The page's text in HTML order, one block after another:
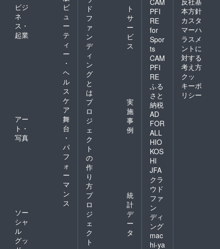
ビジ
ネ
ス・
起業
ビ
ュ
ー
テ
ィ
ー
・
ヘ
ル
ス
ケ
ア
アー
ト・
写真
舞
台
・
パ
フ
ォ
ー
マ
ン
ス
ソー
シャ
ル
グッ
ド
フ
ァ
ン
デ
ィ
ン
グ
と
は
ト
サ
ー
ビ
ス
プ
ロ
ジ
ェ
ク
ト
の
作
り
方
実
施
事
例
プ
ロ
ジ
ェ
ク
ト
統
計
デ
ー
タ
PFI
RE
for
Spor
ts
CAM
PFI
RE
ふる
さと
納税
AD
FOR
ALL
HIO
KOS
HI
JFA
クラ
ウド
ファ
ン
ディ
ング
mac
hi-ya
本方針
カスタ
マーハ
ラスメ
ントに
対する
考え方
クッ
キーポ
リシー